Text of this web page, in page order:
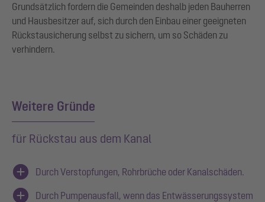
Grundsätzlich fordern die Gemeinden deshalb jeden Bauherren
und Hausbesitzer auf, sich durch den Einbau einer geeigneten
Rückstausicherung selbst zu sichern, um so Schäden zu
verhindern.
Weitere Gründe
für Rückstau aus dem Kanal
Durch Verstopfungen, Rohrbrüche oder Kanalschäden.
Durch Pumpenausfall, wenn das Entwässerungssystem